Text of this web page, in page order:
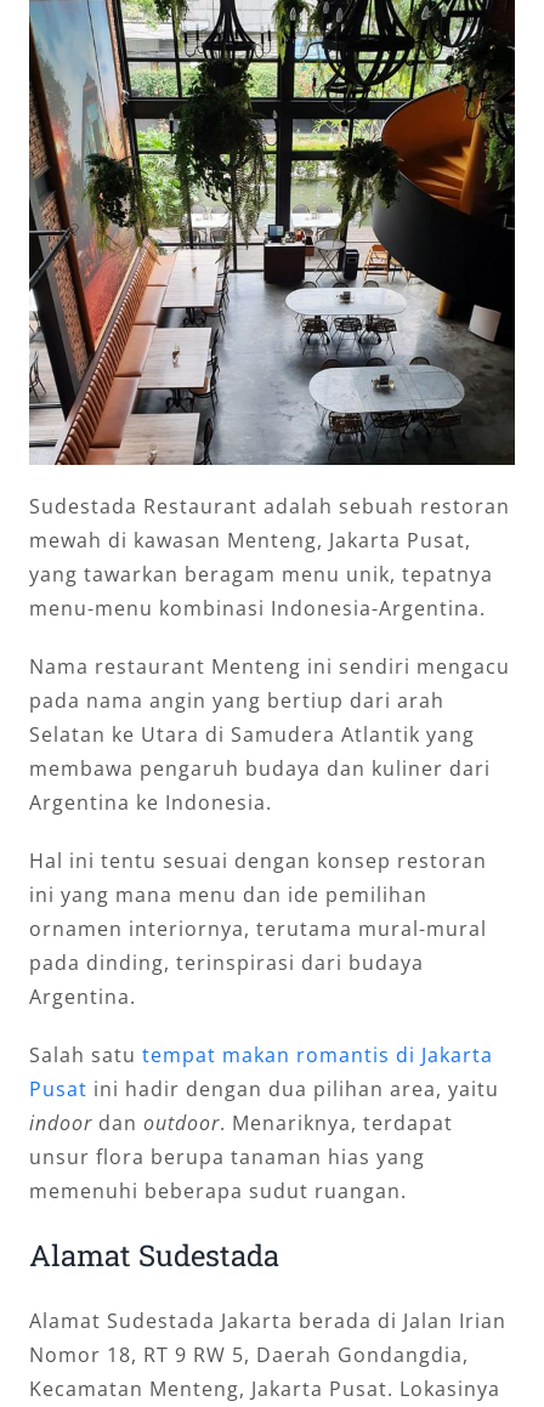
Sudestada Restaurant adalah sebuah restoran
mewah di kawasan Menteng, Jakarta Pusat,
yang tawarkan beragam menu unik, tepatnya
menu-menu kombinasi Indonesia-Argentina.
Nama restaurant Menteng ini sendiri mengacu
pada nama angin yang bertiup dari arah
Selatan ke Utara di Samudera Atlantik yang
membawa pengaruh budaya dan kuliner dari
Argentina ke Indonesia.
Hal ini tentu sesuai dengan konsep restoran
ini yang mana menu dan ide pemilihan
ornamen interiornya, terutama mural-mural
pada dinding, terinspirasi dari budaya
Argentina.
Salah satu tempat makan romantis di Jakarta
Pusat ini hadir dengan dua pilihan area, yaitu
indoordan outdoor. Menariknya, terdapat
unsur flora berupa tanaman hias yang
memenuhi beberapa sudut ruangan.
Alamat Sudestada
Alamat Sudestada Jakarta berada di Jalan Irian
Nomor 18, RT 9 RW 5, Daerah Gondangdia,
Kecamatan Menteng, Jakarta Pusat. Lokasinya